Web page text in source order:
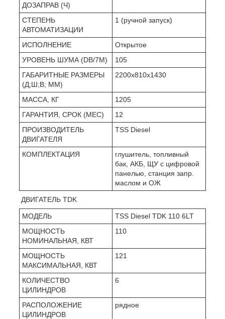
ДОЗАПРАВ (Ч)
СТЕПЕНЬ
АВТОМАТИЗАЦИИ
1 (ручной запуск)
ИСПОЛНЕНИЕ
Открытое
УРОВЕНЬ ШУМА (DB/7М)
105
ГАБАРИТНЫЕ РАЗМЕРЫ
(Д;Ш;В; ММ)
2200x810x1430
МАССА, КГ
1205
ГАРАНТИЯ, СРОК (МЕС)
12
ПРОИЗВОДИТЕЛЬ
ДВИГАТЕЛЯ
TSS Diesel
КОМПЛЕКТАЦИЯ
глушитель, топливный
бак, АКБ, ЩУ с цифровой
панелью, станция запр.
маслом и ОЖ
ДВИГАТЕЛЬ TDK
МОДЕЛЬ
TSS Diesel TDK 110 6LT
МОЩНОСТЬ
НОМИНАЛЬНАЯ, КВТ
110
МОЩНОСТЬ
МАКСИМАЛЬНАЯ, КВТ
121
КОЛИЧЕСТВО
ЦИЛИНДРОВ
6
РАСПОЛОЖЕНИЕ
ЦИЛИНДРОВ
рядное